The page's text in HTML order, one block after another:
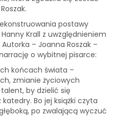
postawy
Krall z uwzględnieniem
– Joanna Roszak –
o wybitnej pisarce:
końcach świata –
zmianie życiowych
by dzielić się
Bo jej książki czyta
po zwalającą wyczuć